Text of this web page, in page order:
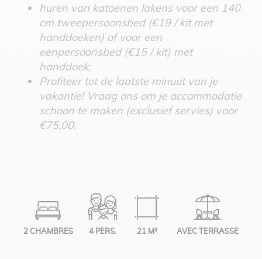
huren van katoenen lakens voor een 140
cm tweepersoonsbed (€19 / kit met
handdoeken) of voor een
eenpersoonsbed (€15 / kit) met
handdoek;
Profiteer tot de laatste minuut van je
vakantie! Vraag ons om je accommodatie
schoon te maken (exclusief servies) voor
€75,00.
2 CHAMBRES 4 PERS. 21 M² AVEC TERRASSE